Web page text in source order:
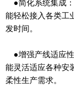
●简化系统集成：
能轻松接入各类工
发时间。
●增强产线适应性
能灵活适应各种安
柔性生产需求。